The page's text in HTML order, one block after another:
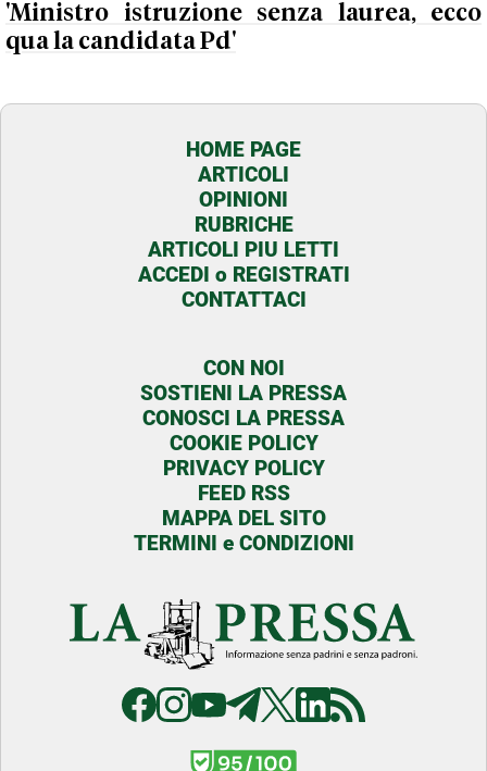
'Ministro istruzione senza laurea, ecco
qua la candidata Pd'
HOME PAGE
ARTICOLI
OPINIONI
RUBRICHE
ARTICOLI PIU LETTI
ACCEDI o REGISTRATI
CONTATTACI
CON NOI
SOSTIENI LA PRESSA
CONOSCI LA PRESSA
COOKIE POLICY
PRIVACY POLICY
FEED RSS
MAPPA DEL SITO
TERMINI e CONDIZIONI